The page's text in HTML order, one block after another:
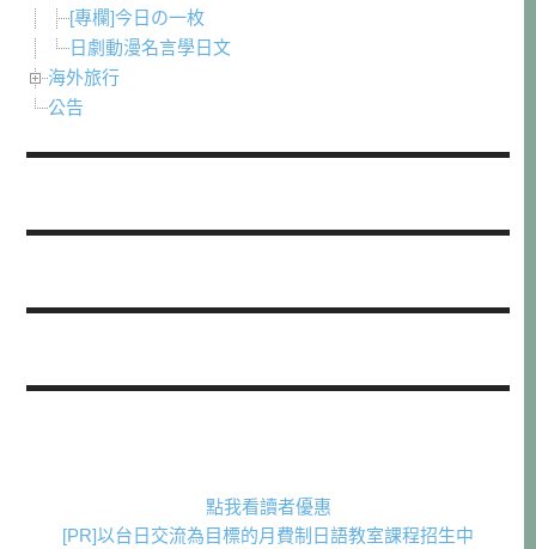
[專欄]今日の一枚
日劇動漫名言學日文
海外旅行
公告
點我看讀者優惠
[PR]以台日交流為目標的月費制日語教室課程招生中